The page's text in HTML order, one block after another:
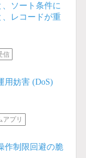
ソート条件に
、レコードが重
信
用妨害 (DoS)
アプリ
作制限回避の脆